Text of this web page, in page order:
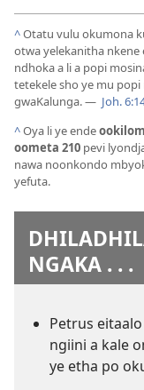
^Otatu vulu okumona
otwa yelekanitha
ndhoka a li a popi
tetekele sho ye mu
gwaKalunga. — Joh.
^Oya li ye ende
oometa 210 pevi
nawa noonkondo
yefuta.
NGAKA . . .
Petrus
ngiini a kale
ye etha po